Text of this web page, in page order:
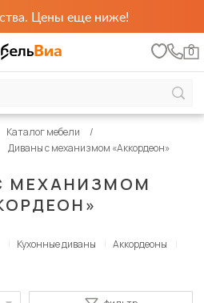
Цены еще ниже!
0
МЕХАНИЗМОМ
Каталог мебели
Диваны с механизмом «Аккордеон»
Кухонные диваны
Аккордеоны